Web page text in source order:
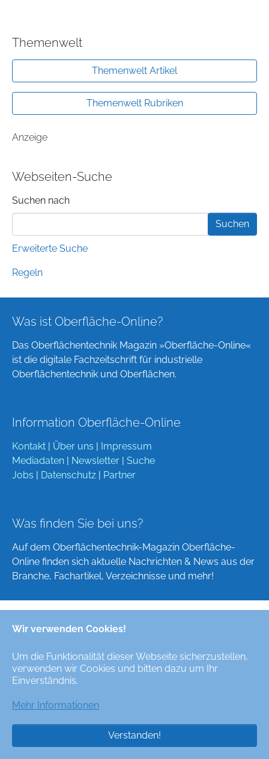
Wir verwenden Cookies!
Um die Funktionalität dieser Webseite sicherzustellen,
verwenden wir Cookies und bitten dazu um Ihr
Einverständnis.
Mehr Informationen
Verstanden!
Themenwelt
Themenwelt Artikel
Themenwelt Rubriken
Anzeige
Webseiten-Suche
Suchformular
Suchen nach
Erweiterte Suche
Regeln
Was ist Oberfläche-Online?
Das Oberflächentechnik Magazin »Oberfläche-Online«
ist die digitale Fachzeitschrift für industrielle
Oberflächentechnik und Oberflächen.
Information Oberfläche-Online
Kontakt Über uns
Impressum
Mediadaten
Newsletter
Suche
Jobs
Datenschutz Partner
Was finden Sie bei uns?
Auf dem Oberflächentechnik-Magazin Oberfläche-
Online finden sich aktuelle Nachrichten & News aus der
Branche, Fachartikel, Verzeichnisse und mehr!
Deutsch
Alle Rechte/All Rights Reserved © Oberfläche-Online,
das digitale Oberflächentechnik-Magazin / the digital
surface technologies magazine